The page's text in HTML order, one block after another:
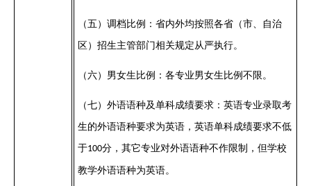
（五） 调档比例：省内外均按照各省（市、自治
区）招生主管部门相关规定从严执行。
（六） 男女生比例：各专业男女生比例不限。
（七） 外语语种及单科成绩要求：英语专业录取考
生的外语语种要求为英语， 英语单科成绩要求不低
于100分， 其它专业对外语语种不作限制，但学校
教学外语语种为英语。